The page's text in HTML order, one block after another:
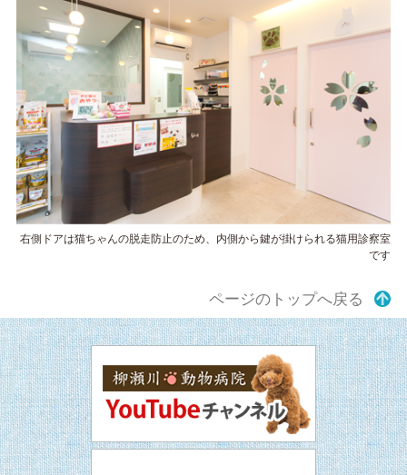
右側ドアは猫ちゃんの脱走防止のため、内側から鍵が掛けられる猫用診察室
です
ページのトップへ戻る